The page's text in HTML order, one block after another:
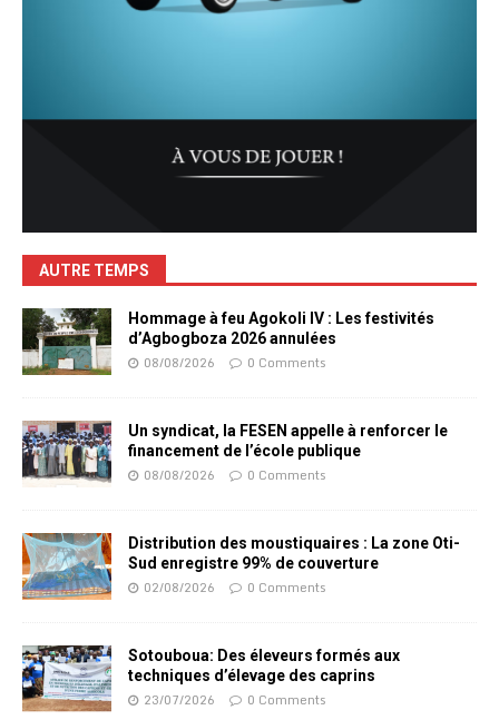
AUTRE TEMPS
Hommage à feu Agokoli IV : Les festivités
d’Agbogboza 2026 annulées
08/08/2026 0 Comments
Un syndicat, la FESEN appelle à renforcer le
financement de l’école publique
08/08/2026 0 Comments
Distribution des moustiquaires : La zone Oti-
Sud enregistre 99% de couverture
02/08/2026 0 Comments
Sotouboua: Des éleveurs formés aux
techniques d’élevage des caprins
23/07/2026 0 Comments